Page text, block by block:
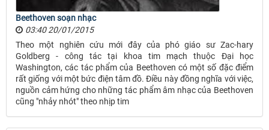
Beethoven soạn nhạc
03:40 20/01/2015
Theo một nghiên cứu mới đây của phó giáo sư Zac-hary
Goldberg - công tác tại khoa tim mạch thuộc Đại học
Washington, các tác phẩm của Beethoven có một số đặc điểm
rất giống với một bức điện tâm đồ. Điều này đồng nghĩa với việc,
nguồn cảm hứng cho những tác phẩm âm nhạc của Beethoven
cũng "nhảy nhót" theo nhịp tim